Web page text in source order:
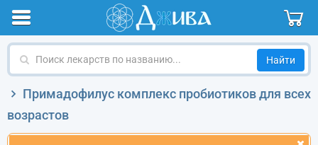
Поиск
названию
Примадофилус комплекс пробиотиков для всех
возрастов